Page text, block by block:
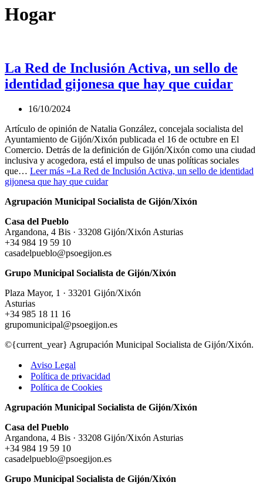
Hogar
La Red de Inclusión Activa, un sello de
identidad gijonesa que hay que cuidar
16/10/2024
Artículo de opinión de Natalia González, concejala socialista del
Ayuntamiento de Gijón/Xixón publicada el 16 de octubre en El
Comercio. Detrás de la definición de Gijón/Xixón como una ciudad
inclusiva y acogedora, está el impulso de unas políticas sociales
que… Leer más »La Red de Inclusión Activa, un sello de identidad
gijonesa que hay que cuidar
Agrupación Municipal Socialista de Gijón/Xixón
Casa del Pueblo
Argandona, 4 Bis · 33208 Gijón/Xixón Asturias
+34 984 19 59 10
casadelpueblo@psoegijon.es
Grupo Municipal Socialista de Gijón/Xixón
Plaza Mayor, 1 · 33201 Gijón/Xixón
Asturias
+34 985 18 11 16
grupomunicipal@psoegijon.es
©{current_year} Agrupación Municipal Socialista de Gijón/Xixón.
Aviso Legal
Política de privacidad
Política de Cookies
Agrupación Municipal Socialista de Gijón/Xixón
Casa del Pueblo
Argandona, 4 Bis · 33208 Gijón/Xixón Asturias
+34 984 19 59 10
casadelpueblo@psoegijon.es
Grupo Municipal Socialista de Gijón/Xixón